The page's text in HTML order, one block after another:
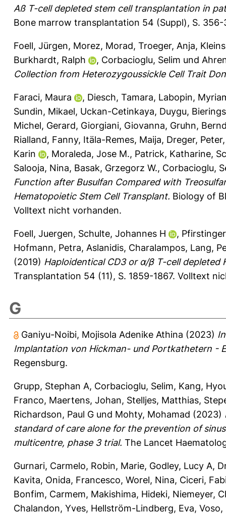
Aß T-cell depleted stem cell transplantation in
Bone marrow transplantation 54 (Suppl), S.
Foell, Jürgen, Morez, Morad, Troeger, Anja,
Burkhardt, Ralph
, Corbacioglu, Selim und
Collection from Heterozygoussickle Cell Trait
Faraci, Maura , Diesch, Tamara, Labopin,
Sundin, Mikael, Uckan-Cetinkaya, Duygu,
Michel, Gerard, Giorgiani, Giovanna, Gruhn,
Rialland, Fanny, Itäla-Remes, Maija, Dreger, Peter
Karin
, Moraleda, Jose M., Patrick, Katharine,
Salooja, Nina, Basak, Grzegorz W., Corbacioglu,
Function after Busulfan Compared with
Hematopoietic Stem Cell Transplant. Biology of
Volltext nicht vorhanden.
Foell, Juergen, Schulte, Johannes H ,
Hofmann, Petra, Aslanidis, Charalampos, Lang,
(2019) Haploidentical CD3 or α/β T-cell depleted
Transplantation 54 (11), S. 1859-1867. Volltext
G
Ganiyu-Noibi, Mojisola Adenike Athina (2023)
Implantation von Hickman- und Portkathetern -
Regensburg.
Grupp, Stephan A, Corbacioglu, Selim, Kang,
Franco, Maertens, Johan, Stelljes, Matthias,
Richardson, Paul G und Mohty, Mohamad (2023)
standard of care alone for the prevention of
multicentre, phase 3 trial. The Lancet
Gurnari, Carmelo, Robin, Marie, Godley, Lucy A,
Kavita, Onida, Francesco, Worel, Nina, Ciceri,
Bonfim, Carmem, Makishima, Hideki, Niemeyer,
Chalandon, Yves, Hellström-Lindberg, Eva, Voso,